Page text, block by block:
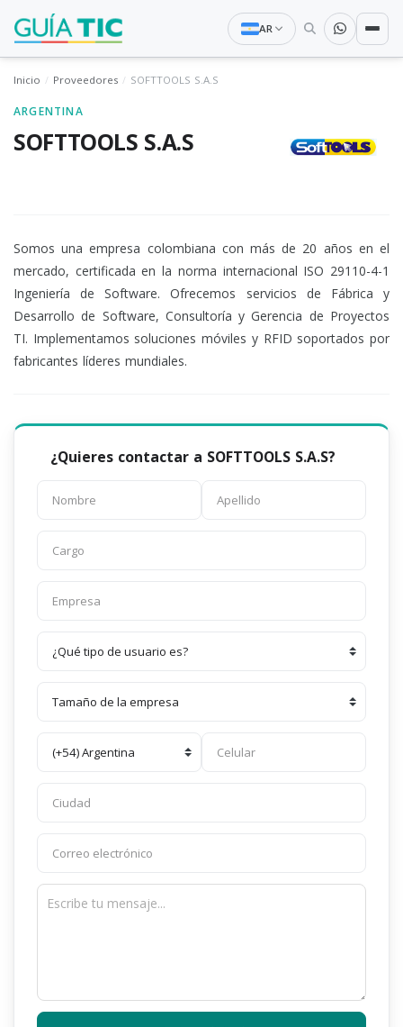
AR
Inicio Proveedores SOFTTOOLS S.A.S
ARGENTINA
SOFTTOOLS S.A.S
Somos una empresa colombiana con más de 20 años en el
mercado, certificada en la norma internacional ISO 29110-4-1
Ingeniería de Software. Ofrecemos servicios de Fábrica y
Desarrollo de Software, Consultoría y Gerencia de Proyectos
TI. Implementamos soluciones móviles y RFID soportados por
fabricantes líderes mundiales.
¿Quieres contactar a SOFTTOOLS S.A.S?